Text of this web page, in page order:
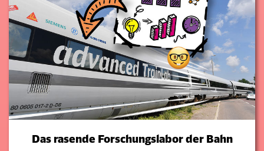
Das rasende Forschungslabor der Bahn